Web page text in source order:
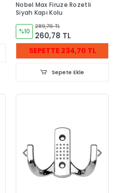
Nobel Max Firuze Rozetli
Siyah Kapı Kolu
%10
289,76 TL
260,78 TL
SEPETTE 234,70 TL
Sepete Ekle